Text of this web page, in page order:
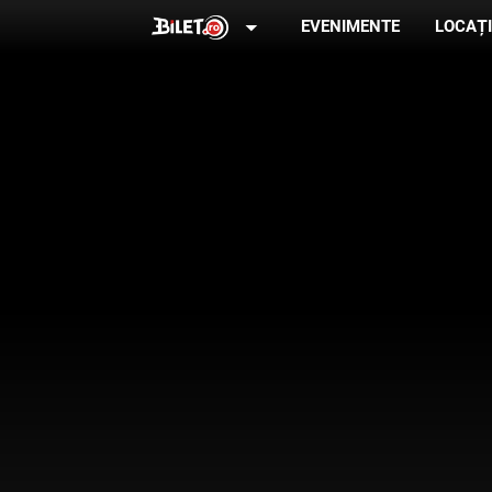
arrow_drop_down EVENIMENTE